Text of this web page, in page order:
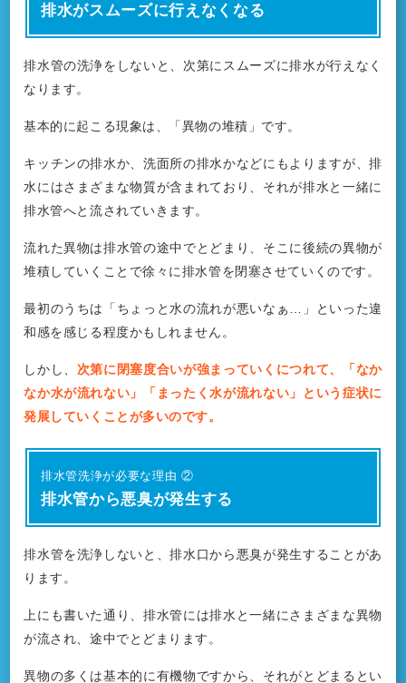
排水がスムーズに行えなくなる
排水管の洗浄をしないと、次第にスムーズに排水が行えなく
なります。
基本的に起こる現象は、「異物の堆積」です。
キッチンの排水か、洗面所の排水かなどにもよりますが、排
水にはさまざまな物質が含まれており、それが排水と一緒に
排水管へと流されていきます。
流れた異物は排水管の途中でとどまり、そこに後続の異物が
堆積していくことで徐々に排水管を閉塞させていくのです。
最初のうちは「ちょっと水の流れが悪いなぁ…」といった違
和感を感じる程度かもしれません。
しかし、 次第に閉塞度合いが強まっていくにつれて、「なか
なか水が流れない」「まったく水が流れない」という症状に
発展していくことが多いのです。
排水管洗浄が必要な理由 ②
排水管から悪臭が発生する
排水管を洗浄しないと、排水口から悪臭が発生することがあ
ります。
上にも書いた通り、排水管には排水と一緒にさまざまな異物
が流され、途中でとどまります。
異物の多くは基本的に有機物ですから、それがとどまるとい